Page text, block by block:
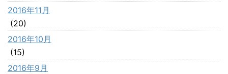
2016年11月
(20)
2016年10月
(15)
2016年9月